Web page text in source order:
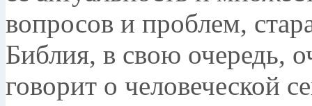
вопросов и проблем,
Библия, в свою очередь,
говорит о человеческой